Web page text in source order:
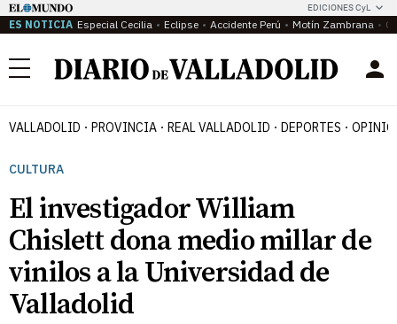
EDICIONES CyL
ES NOTICIA Especial Cecilia Eclipse Accidente Perú Motín Zambrana
Menú
VALLADOLID PROVINCIA REAL VALLADOLID DEPORTES
CULTURA
El investigador William
Chislett dona medio millar de
vinilos a la Universidad de
Valladolid